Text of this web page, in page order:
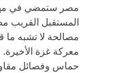
مصر ستمضي في
المستقبل القريب
مصالحة لا تشبه ما
معركة غزة
حماس وفصائل